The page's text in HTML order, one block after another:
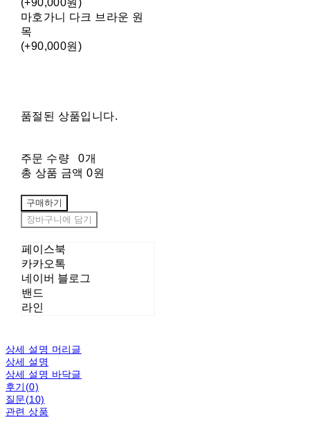
(+90,000원)
마호가니 다크 브라운 원
목
(+90,000원)
품절된 상품입니다.
주문 수량
0개
총 상품 금액 0원
구매하기
장바구니에 담기
페이스북
카카오톡
네이버 블로그
밴드
라인
상세 설명 머리글
상세 설명
상세 설명 바닥글
후기(0)
질문(10)
관련 상품